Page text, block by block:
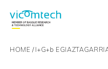
HOME I+G+b